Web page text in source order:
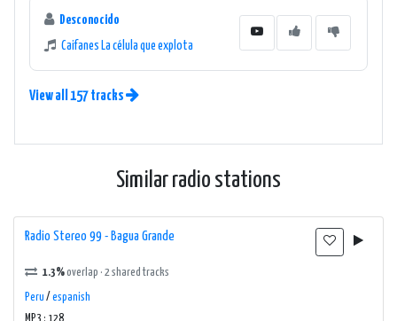
Desconocido
Caifanes La célula que explota
View all 157 tracks
Similar radio stations
Radio Stereo 99 - Bagua Grande
1.3%overlap · 2 shared tracks
Peru / espanish
MP3 : 128